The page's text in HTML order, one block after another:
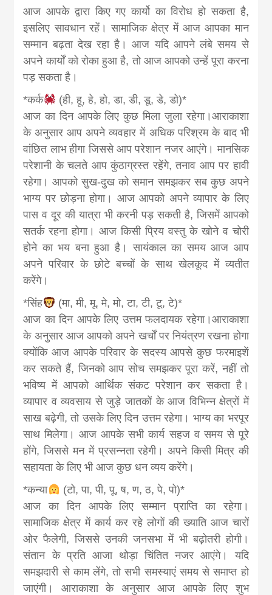
आज आपके द्वारा किए गए कार्यो का विरोध हो सकता है,
इसलिए सावधान रहें। सामाजिक क्षेत्र में आज आपका मान
सम्मान बढ़ता देख रहा है। आज यदि आपने लंबे समय से
अपने कार्यों को रोका हुआ है, तो आज आपको उन्हें पूरा करना
पड़ सकता है।
*कर्क
(ही, हू, हे, हो, डा, डी, डू, डे, डो)*
आज का दिन आपके लिए कुछ मिला जुला रहेगा।आराकाशा
के अनुसार आप अपने व्यवहार में अधिक परिश्रम के बाद भी
वांछित लाभ हीगा जिससे आप परेशान नजर आएंगे। मानसिक
परेशानी के चलते आप कुंठाग्रस्त रहेंगे, तनाव आप पर हावी
रहेगा। आपको सुख-दुख को समान समझकर सब कुछ अपने
भाग्य पर छोड़ना होगा। आज आपको अपने व्यापार के लिए
पास व दूर की यात्रा भी करनी पड़ सकती है, जिसमें आपको
सतर्क रहना होगा। आज किसी प्रिय वस्तु के खोने व चोरी
होने का भय बना हुआ है। सायंकाल का समय आज आप
अपने परिवार के छोटे बच्चों के साथ खेलकूद में व्यतीत
करेंगे।
*सिंह
(मा, मी, मू, मे, मो, टा, टी, टू, टे)*
आज का दिन आपके लिए उत्तम फलदायक रहेगा।आराकाशा
के अनुसार आज आपको अपने खर्चों पर नियंत्रण रखना होगा
क्योंकि आज आपके परिवार के सदस्य आपसे कुछ फरमाइशें
कर सकते हैं, जिनको आप सोच समझकर पूरा करें, नहीं तो
भविष्य में आपको आर्थिक संकट परेशान कर सकता है।
व्यापार व व्यवसाय से जुड़े जातकों के आज विभिन्न क्षेत्रों में
साख बढ़ेगी, तो उसके लिए दिन उत्तम रहेगा। भाग्य का भरपूर
साथ मिलेगा। आज आपके सभी कार्य सहज व समय से पूरे
होंगे, जिससे मन में प्रसन्नता रहेगी। अपने किसी मित्र की
सहायता के लिए भी आज कुछ धन व्यय करेंगे।
*कन्या
(टो, पा, पी, पू, ष, ण, ठ, पे, पो)*
आज का दिन आपके लिए सम्मान प्राप्ति का रहेगा।
सामाजिक क्षेत्र में कार्य कर रहे लोगों की ख्याति आज चारों
ओर फैलेगी, जिससे उनकी जनसभा में भी बढ़ोतरी होगी।
संतान के प्रति आजा थोड़ा चिंतित नजर आएंगे। यदि
समझदारी से काम लेंगे, तो सभी समस्याएं समय से समाप्त हो
जाएंगी। आराकाशा के अनुसार आज आपके लिए शुभ